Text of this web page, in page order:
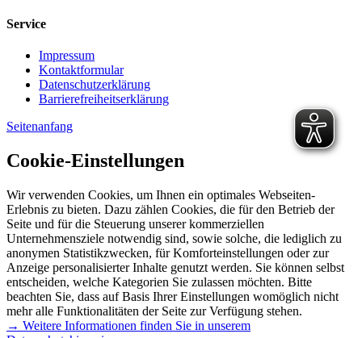
Service
Impressum
Kontaktformular
Datenschutzerklärung
Barrierefreiheitserklärung
Seitenanfang
Cookie-Einstellungen
Wir verwenden Cookies, um Ihnen ein optimales Webseiten-
Erlebnis zu bieten. Dazu zählen Cookies, die für den Betrieb der
Seite und für die Steuerung unserer kommerziellen
Unternehmensziele notwendig sind, sowie solche, die lediglich zu
anonymen Statistikzwecken, für Komforteinstellungen oder zur
Anzeige personalisierter Inhalte genutzt werden. Sie können selbst
entscheiden, welche Kategorien Sie zulassen möchten. Bitte
beachten Sie, dass auf Basis Ihrer Einstellungen womöglich nicht
mehr alle Funktionalitäten der Seite zur Verfügung stehen.
→ Weitere Informationen finden Sie in unserem